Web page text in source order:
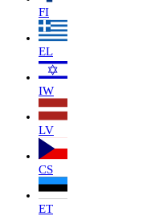
FI
EL
IW
LV
CS
ET